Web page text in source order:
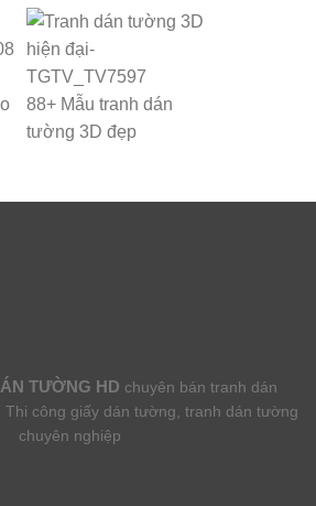
88+ Mẫu tranh dán
tường 3D đẹp
TƯỜNG HD chuyên bán tranh dán
công giấy dán tường, tranh dán tường
chuyên nghiệp